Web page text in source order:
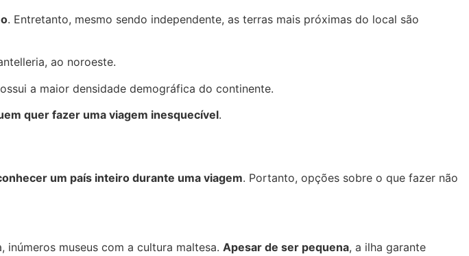
. Entretanto, mesmo sendo independente, as terras mais próximas do local são
ao noroeste.
a maior densidade demográfica do continente.
quer fazer uma viagem inesquecível.
um país inteiro durante uma viagem. Portanto, opções sobre o que fazer não
inúmeros museus com a cultura maltesa. Apesar de ser pequena, a ilha garante